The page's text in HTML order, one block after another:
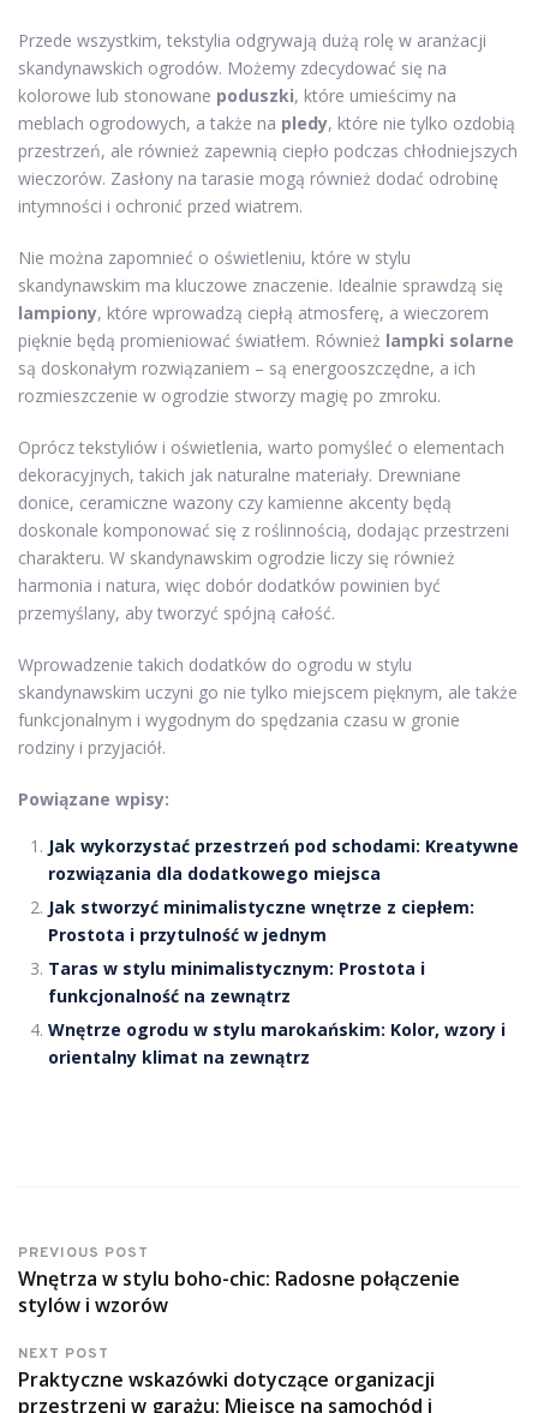
Przede wszystkim, tekstylia odgrywają dużą rolę w aranżacji
skandynawskich ogrodów. Możemy zdecydować się na
kolorowe lub stonowane poduszki, które umieścimy na
meblach ogrodowych, a także na pledy, które nie tylko ozdobią
przestrzeń, ale również zapewnią ciepło podczas chłodniejszych
wieczorów. Zasłony na tarasie mogą również dodać odrobinę
intymności i ochronić przed wiatrem.
Nie można zapomnieć o oświetleniu, które w stylu
skandynawskim ma kluczowe znaczenie. Idealnie sprawdzą się
lampiony, które wprowadzą ciepłą atmosferę, a wieczorem
pięknie będą promieniować światłem. Również lampki solarne
są doskonałym rozwiązaniem – są energooszczędne, a ich
rozmieszczenie w ogrodzie stworzy magię po zmroku.
Oprócz tekstyliów i oświetlenia, warto pomyśleć o elementach
dekoracyjnych, takich jak naturalne materiały. Drewniane
donice, ceramiczne wazony czy kamienne akcenty będą
doskonale komponować się z roślinnością, dodając przestrzeni
charakteru. W skandynawskim ogrodzie liczy się również
harmonia i natura, więc dobór dodatków powinien być
przemyślany, aby tworzyć spójną całość.
Wprowadzenie takich dodatków do ogrodu w stylu
skandynawskim uczyni go nie tylko miejscem pięknym, ale także
funkcjonalnym i wygodnym do spędzania czasu w gronie
rodziny i przyjaciół.
Powiązane wpisy:
Jak wykorzystać przestrzeń pod schodami: Kreatywne
rozwiązania dla dodatkowego miejsca
Jak stworzyć minimalistyczne wnętrze z ciepłem:
Prostota i przytulność w jednym
Taras w stylu minimalistycznym: Prostota i
funkcjonalność na zewnątrz
Wnętrze ogrodu w stylu marokańskim: Kolor, wzory i
orientalny klimat na zewnątrz
PREVIOUS POST
Wnętrza w stylu boho-chic: Radosne połączenie
stylów i wzorów
NEXT POST
Praktyczne wskazówki dotyczące organizacji
przestrzeni w garażu: Miejsce na samochód i